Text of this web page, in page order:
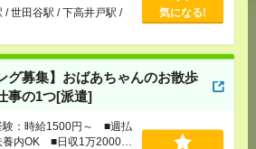
/ 世田谷駅 / 下高井戸駅 /
気になる!
グ募集】おばあちゃんのお散歩
事の1つ[派遣]
験：時給1500円～ ■週払
内OK ■日収1万2000円
給1500円～ ■週払い
2000円以上
谷駅/ 下高井戸駅 /
気になる！
】おばあちゃんのお散歩付き添
]